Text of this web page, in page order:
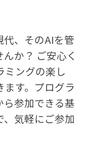
、そのAIを管
か？ ご安心く
ミングの楽し
ます。プログラ
ら参加できる基
気軽にご参加